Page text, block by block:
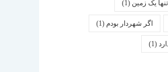
تنها یک زمین (1)
اگر شهردار بودم (1)
(1)